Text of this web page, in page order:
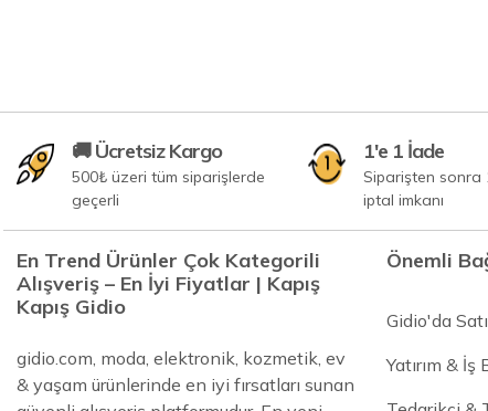
🚚 Ücretsiz Kargo
500₺ üzeri tüm siparişlerde
geçerli
1'e 1 İade
Siparişten sonra
iptal imkanı
En Trend Ürünler Çok Kategorili
Alışveriş – En İyi Fiyatlar | Kapış
Kapış Gidio
gidio.com, moda, elektronik, kozmetik, ev
& yaşam ürünlerinde en iyi fırsatları sunan
Önemli
Gidio'da
Yatırım & İş